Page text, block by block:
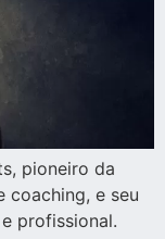
pioneiro da
coaching, e seu
profissional.